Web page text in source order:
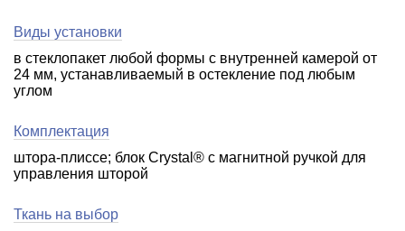
Виды установки
в стеклопакет любой формы с внутренней камерой от
24 мм, устанавливаемый в остекление под любым
углом
Комплектация
штора-плиссе; блок Crystal® c магнитной ручкой для
управления шторой
Ткань на выбор